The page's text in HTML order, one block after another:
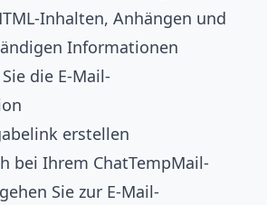
Inhalten, Anhängen und
Informationen
die E-Mail-
erstellen
bei Ihrem ChatTempMail-
Sie zur E-Mail-